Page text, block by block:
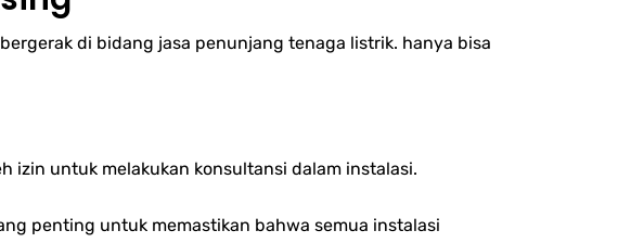
di bidang jasa penunjang tenaga listrik. hanya bisa
izin untuk melakukan konsultansi dalam instalasi.
penting untuk memastikan bahwa semua instalasi